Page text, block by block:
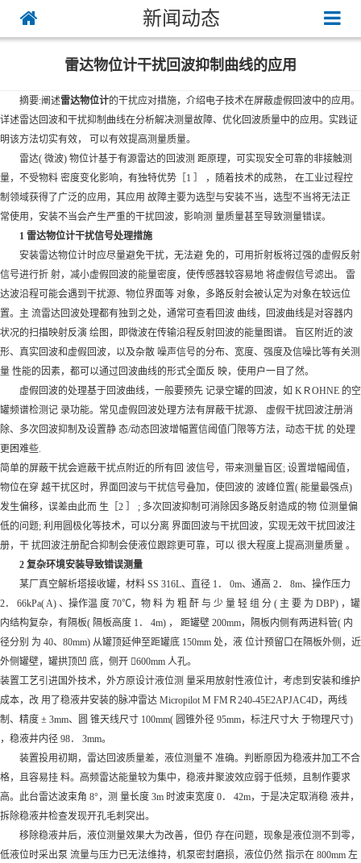
新闻动态
雷达物位计干扰回波抑制曲线的应用
摘要:阐述雷达物位计的干扰应对措施，介绍电子技术在屏蔽虚假回波中的应用。
详述雷达回波和干扰抑制曲线在分析解决测量故障、优化回波质量中的应用。实践证
明该方法切实有效， 可以有效提高测量质量。
雷达( 微波) 物位计基于有源雷达的回波测 距原理，可实现安全可靠的非接触测
量，不受物料 密度变化影响，有独特优势［1 ］ ，随着技术的成熟， 在工业过程控
制领域获得了广泛的应用，其应用 故障主要为选型与安装不当，选型不当将无法正
常使用，安装不当会产生严重的干扰回波，影响测 量质量甚至导致测量错误。
1 雷达物位计干扰信号处理措施
安装雷达物位计时应尽量避免干扰，无法避 免的，可用折射板将过强的虚假反射
信号进行折 射，减小虚假回波的能量密度，使传感器较容易地 将虚假信号滤出。 雷
达波沿程可能会遇到干扰源、物位界面等 对象，多路反射会被认定为对象在较远位
置。主 流雷达回波处理都有独到之处，通常可查看回波 曲线，回波曲线是对容器内
状况的扫描映射反演 绘图，即微波在传输沿程反射回波的能量图谱。 盲区附近的波
形、真实回波和虚假回波，以及杂散 噪声信号的分布、宽度、强度及信噪比等有关测
量 性能的因素，都可以通过回波曲线的形式全面反 映，使用户一目了然。
虚假回波的处理基于回波曲线，一般要预先 记录空罐的回波，如 KＲOHNE 的空
罐频谱检测记 录功能。常见虚假回波处理方法有屏蔽干扰源、 虚假干扰回波注册消
除、多次回波抑制及设置静 态/动态回波增幅置信阈值门限等方法，动态干扰 的处理
更困难些.
简单的屏蔽干扰会遮蔽干扰点附近的所有回 波信号，带来测量盲区; 设置增幅阈值，
物位在穿 越干扰区时，界面回波与干扰信号叠加，使回波的 波峰位置( 能量最强点)
发生偏移，误差由此而 生［2 ］ ; 多次回波抑制可消除因多路反射造成的物 位测量偏
低的问题; 利用圆极化等技术，可以分离 界面回波与干扰回波，实现无效干扰回波注
册，干 扰回波注册配合抑制会使液位跟踪更可靠，可以 很大程度上提高测量质量 。
2 复杂环境安装导致错误测量
某厂真空解析塔接收罐，材料 SS 316L、直径 1． 0m、通高 2． 8m、操作压力
2． 66kPa( A) 、操作温 度 70℃，物 料 为 粗 酐 与 少 量 轻 组 分 ( 主 要 为 DBP) ，罐
内结构复杂，有隔板( 隔板高度 1． 4m) ， 距罐壁 200mm，隔板内侧有两进料管( 内
径分别 为 40、80mm) 从罐顶延伸至距罐底 150mm 处，液 位计预留口在隔板外侧，近
外侧罐壁，罐拱顶凹 底，侧开 600mm 人孔。
装置工艺引进国外技术，外方原设计液位测 量采用放射性液位计，考虑到安装和维护
成本，改 用了稳液井安装的脉冲雷达 Micropilot M FMＲ240-45E2APJAC4D，两线
制、精度 ± 3mm、圆 锥天线尺寸 100mm( 圆锥外径 95mm，标注尺寸大 于物理尺寸)
，稳液井内径 98． 3mm。
装置投用初期，雷达回波质量差，液位测量不 准确。判断原因为稳液井加工不合
格，且容易挂 料。高频雷达能量较为集中，稳液井聚波效应弱于低频，且制作要求
高。此台雷达波束角 8°，测 量长度 3m 时波束宽度 0． 42m，于是决定取消稳 液井，
拆除稳液井检查发现开孔毛刺突出。
移除稳液井后，液位测量效果大为改善，但仍 存在问题，现象是液位测不到零，
低液位时采出泵 流量与压力已无法维持，机泵密封磨损，液位仍然 指示在 800mm 左